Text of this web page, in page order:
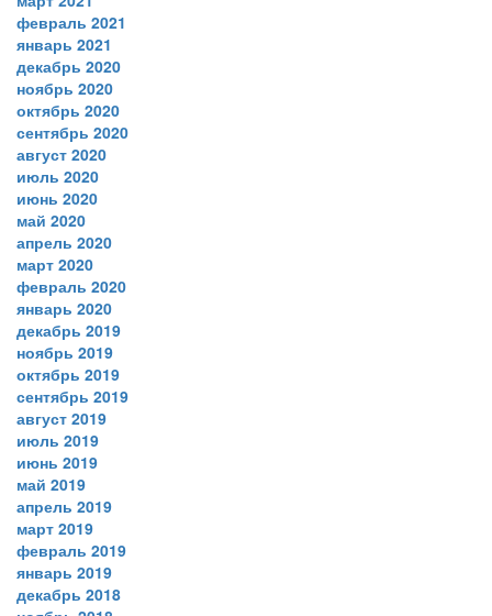
февраль 2021
январь 2021
декабрь 2020
ноябрь 2020
октябрь 2020
сентябрь 2020
август 2020
июль 2020
июнь 2020
май 2020
апрель 2020
март 2020
февраль 2020
январь 2020
декабрь 2019
ноябрь 2019
октябрь 2019
сентябрь 2019
август 2019
июль 2019
июнь 2019
май 2019
апрель 2019
март 2019
февраль 2019
январь 2019
декабрь 2018